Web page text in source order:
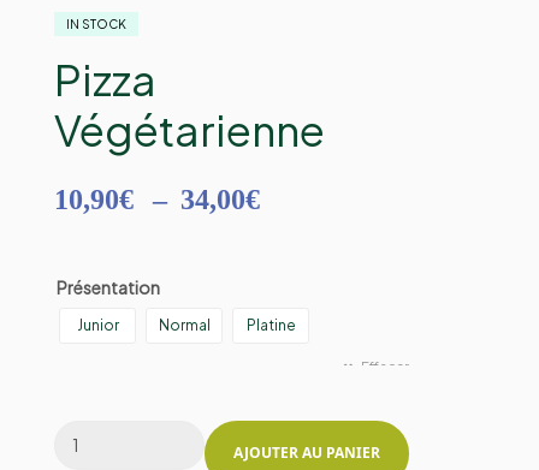
IN STOCK
Pizza
Végétarienne
10,90€ – 34,00€
Présentation
Junior Normal Platine
Effacer
AJOUTER AU PANIER